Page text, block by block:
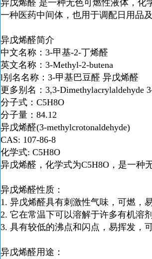
异戊烯醛 是一种无色可燃性液体，化
一种医药中间体，也用于调配日用品
异戊烯醛简介
中文名称：3-甲基-2-丁烯醛
英文名称：3-Methyl-2-butena
l别名名称：3-甲基巴豆醛 异戊烯醛
更多别名：3,3-Dimethylacrylaldehyde
分子式：C5H8O
分子量：84.12
异戊烯醛(3-methylcrotonaldehyde)
CAS: 107-86-8
化学式: C5H8O
异戊烯醛 ，化学式为C5H8O，是一种
异戊烯醛性质：
1. 异戊烯醛具有刺激性气味，可燃，易
2. 它在常温下可以溶解于许多有机溶
3. 具有较低的沸点和闪点，易挥发，
异戊烯醛用途：